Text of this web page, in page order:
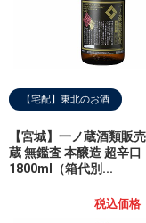
【宅配】東北のお酒
【宮城】一ノ蔵酒類販
蔵 無鑑査 本醸造 超辛口
1800ml（箱代別...
税込価